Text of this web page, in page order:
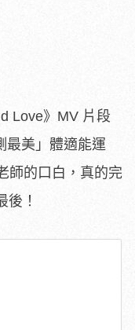
Love》MV 片段
最美」體適能運
師的口白，真的完
後！